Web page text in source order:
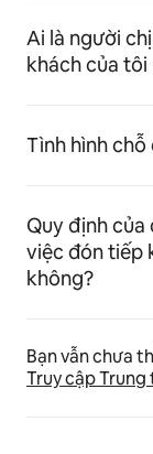
Ai là người
khách của tôi
Tình hình
Quy định
việc đón tiếp
không?
Bạn vẫn chưa
Truy cập